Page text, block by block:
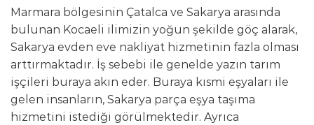
Marmara bölgesinin Çatalca ve Sakarya arasında
bulunan Kocaeli ilimizin yoğun şekilde göç alarak,
Sakarya evden eve nakliyat hizmetinin fazla olması
arttırmaktadır. İş sebebi ile genelde yazın tarım
işçileri buraya akın eder. Buraya kısmi eşyaları ile
gelen insanların, Sakarya parça eşya taşıma
hizmetini istediği görülmektedir. Ayrıca